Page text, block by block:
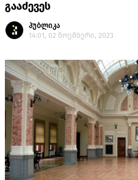
გააძევეს
პუბლიკა
14:01, 02 ნოემბერი, 2023